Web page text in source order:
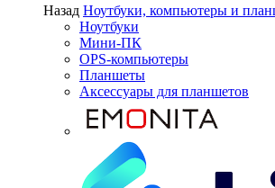
Назад Ноутбуки, компьютеры и
Ноутбуки
Мини-ПК
OPS-компьютеры
Планшеты
Аксессуары для планшетов